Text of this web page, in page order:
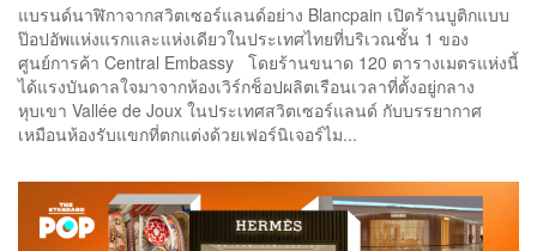
แบรนด์นาฬิกาจากสวิตเซอร์แลนด์อย่าง Blancpain เปิดร้านบูติกแบบ
ป๊อปอัพแห่งแรกและแห่งเดียวในประเทศไทยที่บริเวณชั้น 1 ของ
ศูนย์การค้า Central Embassy โดยร้านขนาด 120 ตารางเมตรแห่งนี้
ได้แรงบันดาลใจมาจากห้องเวิร์กช็อปผลิตเรือนเวลาที่ตั้งอยู่กลาง
หุบเขา Vallée de Joux ในประเทศสวิตเซอร์แลนด์ กับบรรยากาศ
เหมือนห้องรับแขกที่ตกแต่งด้วยเฟอร์นิเจอร์ไม...